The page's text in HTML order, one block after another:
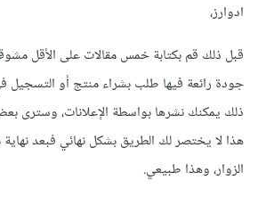
ادوارز،
قبل ذلك قم بكتابة خمس مقالات على الأقل
جودة رائعة فيها طلب بشراء منتج أو التسجيل في
ذلك يمكنك نشرها بواسطة الإعلانات، وسترى بعض
هذا لا يختصر لك الطريق بشكل نهائي فبعد
الزوار، وهذا طبيعي.